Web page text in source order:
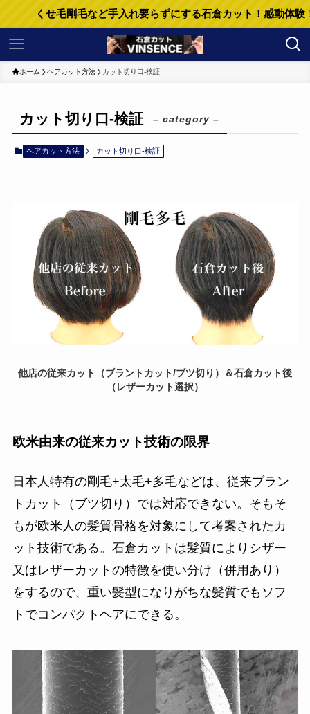
くせ毛剛毛など手入れ要らずにする石倉カット！感動体験！髪
ホーム ヘアカット方法 カット切り口-検証
カット切り口-検証 – category –
ヘアカット方法 カット切り口-検証
他店の従来カット（ブラントカット/ブツ切り）＆石倉カット後
（レザーカット選択）
欧米由来の従来カット技術の限界
日本人特有の剛毛+太毛+多毛などは、従来ブラン
トカット（ブツ切り）では対応できない。そもそ
もが欧米人の髪質骨格を対象にして考案されたカ
ット技術である。石倉カットは髪質によりシザー
又はレザーカットの特徴を使い分け（併用あり）
をするので、重い髪型になりがちな髪質でもソフ
トでコンパクトヘアにできる。